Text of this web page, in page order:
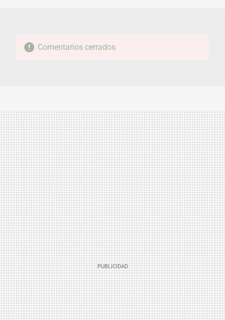
Comentarios cerrados